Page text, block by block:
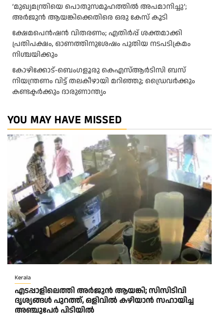
‘മുഖ്യമന്ത്രിയെ പൊതുസമൂഹത്തിൽ അപമാനിച്ചു’;
അർജുൻ ആയങ്കിക്കെതിരെ ഒരു കേസ് കൂടി
ക്ഷേമപെൻഷൻ വിതരണം; എതിർപ്പ് ശക്തമാക്കി
പ്രതിപക്ഷം, ഓണത്തിനുശേഷം പുതിയ നടപടിക്രമം
നിശ്ചയിക്കും
കോഴിക്കോട്-ബെംഗളൂരു കെഎസ്ആര്‍ടിസി ബസ്
നിയന്ത്രണം വിട്ട് തലകീഴായി മറിഞ്ഞു; ഡ്രെെവർക്കും
കണ്ടക്ടർക്കും ദാരുണാന്ത്യം
YOU MAY HAVE MISSED
Kerala
എടപ്പാളിലെത്തി അർജുൻ ആയങ്കി; സിസിടിവി
ദൃശ്യങ്ങൾ പുറത്ത്, ഒളിവിൽ കഴിയാൻ സഹായിച്ച
അഞ്ചുപേർ പിടിയിൽ